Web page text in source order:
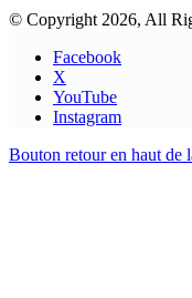
© Copyright 2026, All
Facebook
X
YouTube
Instagram
Bouton retour en haut de